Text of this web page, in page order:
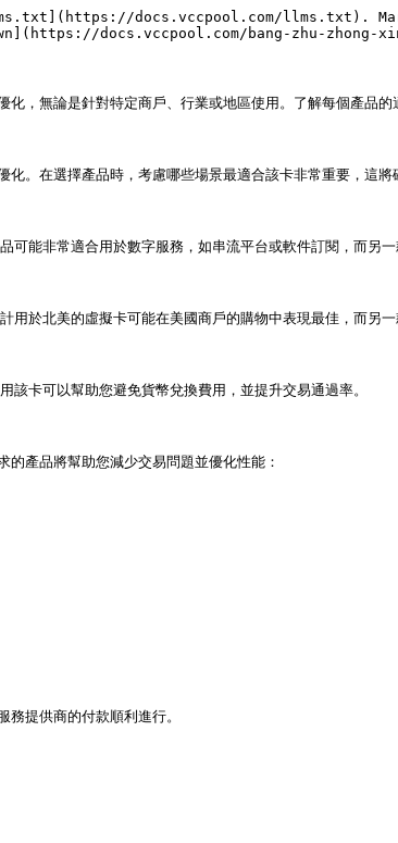
docs.vccpool.com/llms.txt).
docs.vccpool.com/bang-zhu-zhong-
，無論是針對特定商戶、行業或地區使用。了解每個產品
。在選擇產品時，考慮哪些場景最適合該卡非常重要，這
能非常適合用於數字服務，如串流平台或軟件訂閱，而另一
於北美的虛擬卡可能在美國商戶的購物中表現最佳，而另一
卡可以幫助您避免貨幣兌換費用，並提升交易通過率。
產品將幫助您減少交易問題並優化性能：
提供商的付款順利進行。